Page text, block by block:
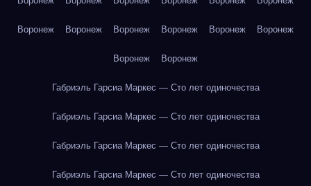
Воронеж Воронеж Воронеж Воронеж Воронеж Воронеж
Воронеж Воронеж
Габриэль Гарсиа Маркес — Сто лет одиночества
Габриэль Гарсиа Маркес — Сто лет одиночества
Габриэль Гарсиа Маркес — Сто лет одиночества
Габриэль Гарсиа Маркес — Сто лет одиночества